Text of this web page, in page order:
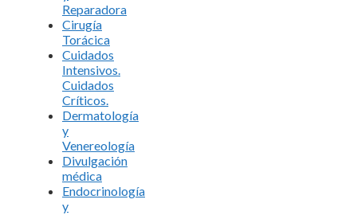
Reparadora
Cirugía
Torácica
Cuidados
Intensivos.
Cuidados
Críticos.
Dermatología
y
Venereología
Divulgación
médica
Endocrinología
y